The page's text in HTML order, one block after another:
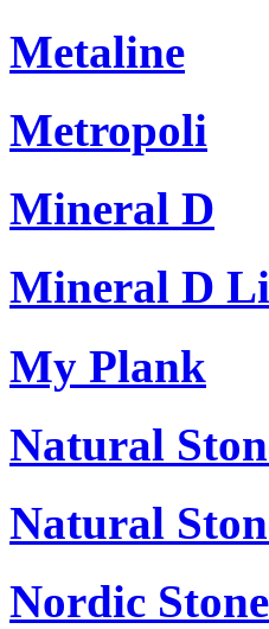
Metaline
Metropoli
Mineral D
Mineral D
My Plank
Natural
Natural
Nordic